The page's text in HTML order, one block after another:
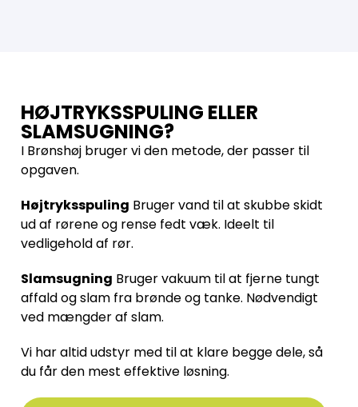
HØJTRYKSSPULING ELLER
SLAMSUGNING?
I Brønshøj bruger vi den metode, der passer til
opgaven.
Højtryksspuling Bruger vand til at skubbe skidt
ud af rørene og rense fedt væk. Ideelt til
vedligehold af rør.
Slamsugning Bruger vakuum til at fjerne tungt
affald og slam fra brønde og tanke. Nødvendigt
ved mængder af slam.
Vi har altid udstyr med til at klare begge dele, så
du får den mest effektive løsning.